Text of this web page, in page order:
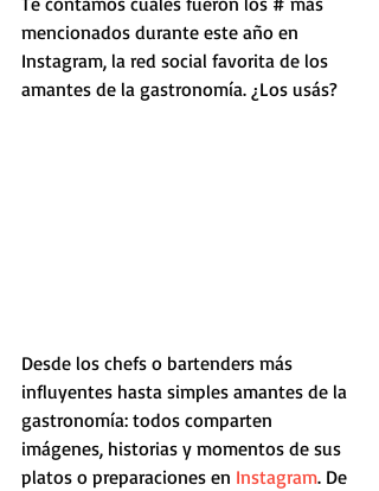
mencionados durante este año en
Instagram, la red social favorita de los
amantes de la gastronomía. ¿Los usás?
Desde los chefs o bartenders más
influyentes hasta simples amantes de la
gastronomía: todos comparten
imágenes, historias y momentos de sus
platos o preparaciones en Instagram. De